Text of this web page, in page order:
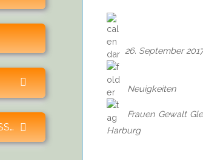
expand child menu
KONTAKT IMPRESSUM SPENDEN expand child menu
26. September
Neuigkeiten
Frauen Gewalt
Harburg